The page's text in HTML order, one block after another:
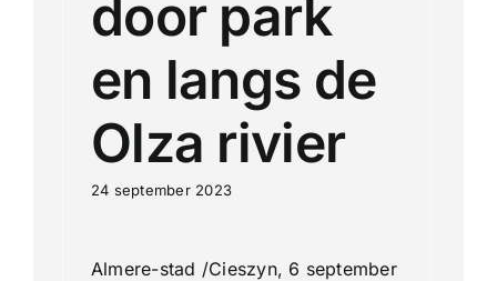
door park
en langs de
Olza rivier
24 september 2023
Almere-stad /Cieszyn, 6 september